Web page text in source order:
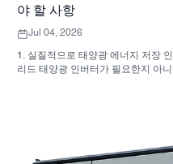
야 할 사항
Jul 04, 2026
1. 실질적으로 태양광 에너지 저장
리드 태양광 인버터가 필요한지 아